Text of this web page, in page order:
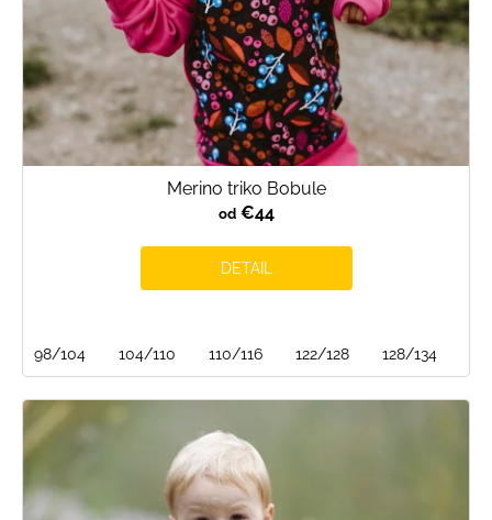
Merino triko Bobule
od€44
DETAIL
98/104 104/110 110/116 122/128 128/134